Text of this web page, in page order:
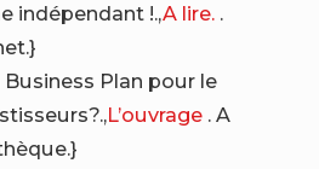
indépendant !.,A lire. .
Plan pour le
L’ouvrage . A